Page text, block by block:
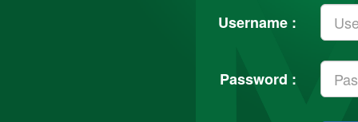
Username :
Password :